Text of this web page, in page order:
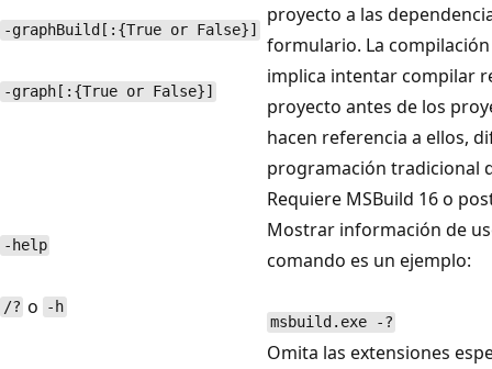
-graphBuild[:{True or False}]
-graph[:{True or False}]
proyecto a las
formulario. La
implica intentar compilar
proyecto antes de los
hacen referencia a ellos,
programación tradicional
Requiere MSBuild 16 o
-help
/? o -h
Mostrar información de
comando es un ejemplo:
msbuild.exe -?
Omita las extensiones